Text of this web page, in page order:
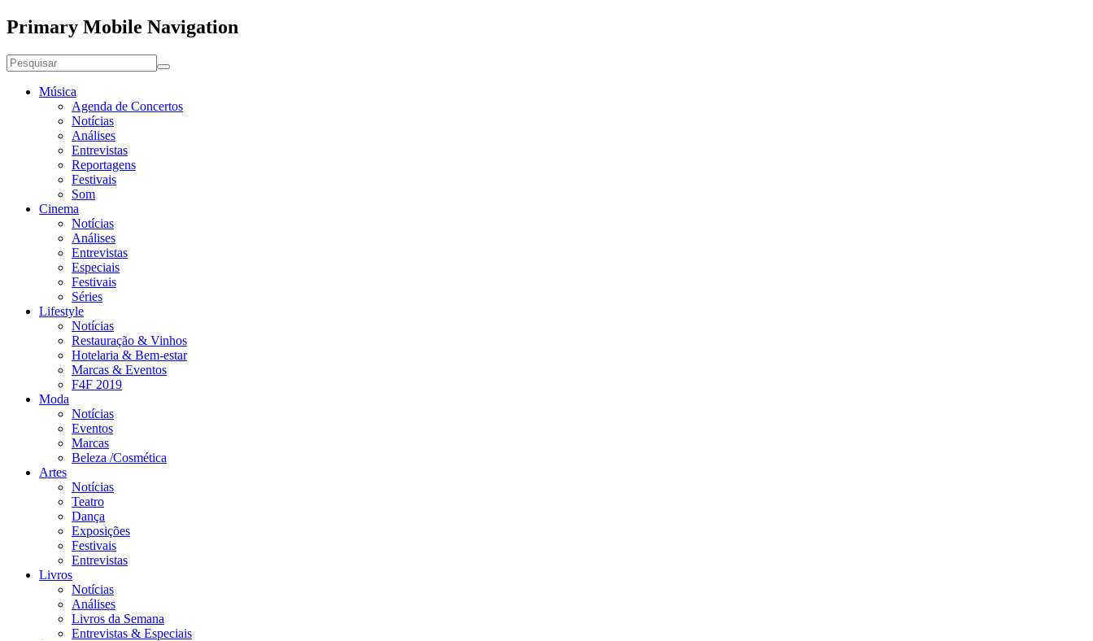
Primary Mobile Navigation
Música
Agenda de Concertos
Notícias
Análises
Entrevistas
Reportagens
Festivais
Som
Cinema
Notícias
Análises
Entrevistas
Especiais
Festivais
Séries
Lifestyle
Notícias
Restauração & Vinhos
Hotelaria & Bem-estar
Marcas & Eventos
F4F 2019
Moda
Notícias
Eventos
Marcas
Beleza /Cosmética
Artes
Notícias
Teatro
Dança
Exposições
Festivais
Entrevistas
Livros
Notícias
Análises
Livros da Semana
Entrevistas & Especiais